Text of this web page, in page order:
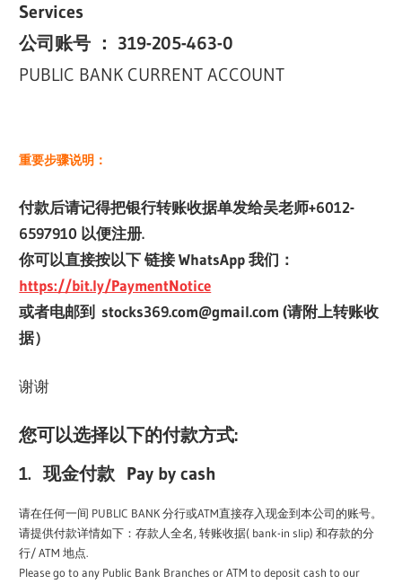
Services
公司账号 ： 319-205-463-0
PUBLIC BANK CURRENT ACCOUNT
重要步骤说明：
付款后请记得把银行转账收据单发给吴老师+6012-
6597910 以便注册.
你可以直接按以下 链接 WhatsApp 我们：
https://bit.ly/PaymentNotice
或者电邮到 stocks369.com@gmail.com (请附上转账收
据）
谢谢
您可以选择以下的付款方式:
1.现金付款 Pay by cash
请在任何一间 PUBLIC BANK 分行或ATM直接存入现金到本公司的账号。
请提供付款详情如下：存款人全名, 转账收据( bank-in slip) 和存款的分
行/ ATM 地点.
Please go to any Public Bank Branches or ATM to deposit cash to our